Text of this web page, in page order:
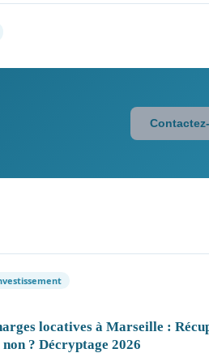
locatives à Marseille :
non ? Décryptage 2026